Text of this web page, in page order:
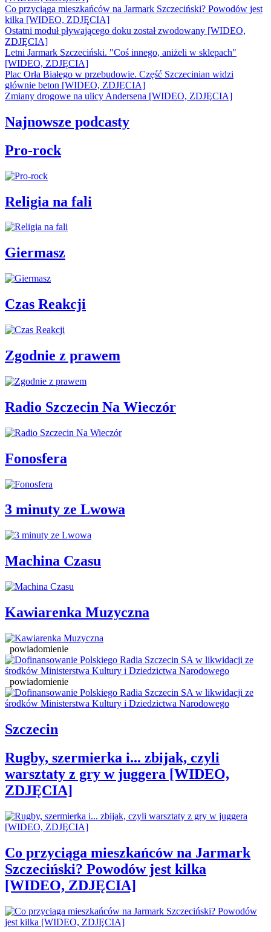
Co przyciąga mieszkańców na Jarmark Szczeciński? Powodów jest
kilka [WIDEO, ZDJĘCIA]
Ostatni moduł pływającego doku został zwodowany [WIDEO,
ZDJĘCIA]
Letni Jarmark Szczeciński. "Coś innego, aniżeli w sklepach"
[WIDEO, ZDJĘCIA]
Plac Orła Białego w przebudowie. Część Szczecinian widzi
głównie beton [WIDEO, ZDJĘCIA]
Zmiany drogowe na ulicy Andersena [WIDEO, ZDJĘCIA]
Najnowsze podcasty
Pro-rock
Religia na fali
Giermasz
Czas Reakcji
Zgodnie z prawem
Radio Szczecin Na Wieczór
Fonosfera
3 minuty ze Lwowa
Machina Czasu
Kawiarenka Muzyczna
powiadomienie
powiadomienie
Szczecin
Rugby, szermierka i... zbijak, czyli
warsztaty z gry w juggera [WIDEO,
ZDJĘCIA]
Co przyciąga mieszkańców na Jarmark
Szczeciński? Powodów jest kilka
[WIDEO, ZDJĘCIA]